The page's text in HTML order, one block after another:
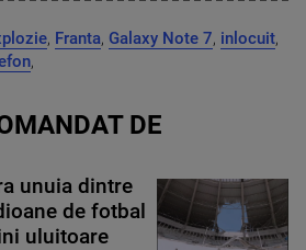
, Franta, Galaxy Note 7, inlocuit,
,
DE
unuia dintre
de fotbal
uluitoare